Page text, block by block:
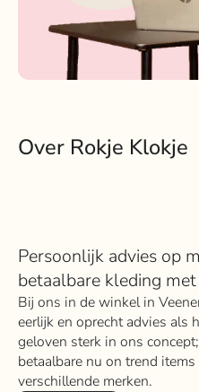
Over Rokje Klokje
Persoonlijk advies op
betaalbare kleding
Bij ons in de winkel in
eerlijk en oprecht advies als
geloven sterk in ons
betaalbare nu on trend
verschillende merken.